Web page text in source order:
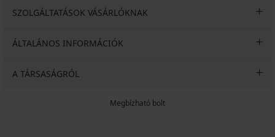
SZOLGÁLTATÁSOK VÁSÁRLÓKNAK
ÁLTALÁNOS INFORMÁCIÓK
A TÁRSASÁGRÓL
Megbízható bolt